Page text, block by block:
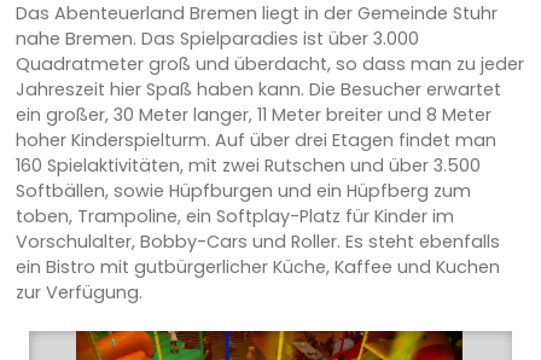
Das Abenteuerland Bremen liegt in der Gemeinde Stuhr
nahe Bremen. Das Spielparadies ist über 3.000
Quadratmeter groß und überdacht, so dass man zu jeder
Jahreszeit hier Spaß haben kann. Die Besucher erwartet
ein großer, 30 Meter langer, 11 Meter breiter und 8 Meter
hoher Kinderspielturm. Auf über drei Etagen findet man
160 Spielaktivitäten, mit zwei Rutschen und über 3.500
Softbällen, sowie Hüpfburgen und ein Hüpfberg zum
toben, Trampoline, ein Softplay-Platz für Kinder im
Vorschulalter, Bobby-Cars und Roller. Es steht ebenfalls
ein Bistro mit gutbürgerlicher Küche, Kaffee und Kuchen
zur Verfügung.